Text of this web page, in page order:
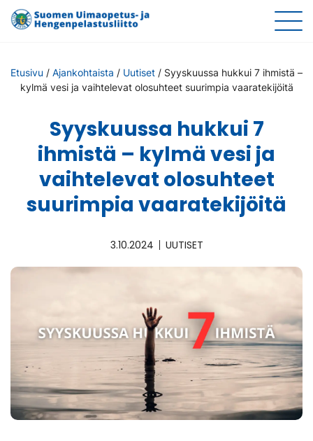
Etusivu / Ajankohtaista / Uutiset / Syyskuussa hukkui 7 ihmistä –
kylmä vesi ja vaihtelevat olosuhteet suurimpia vaaratekijöitä
Syyskuussa hukkui 7
ihmistä – kylmä vesi ja
vaihtelevat olosuhteet
suurimpia vaaratekijöitä
3.10.2024 UUTISET